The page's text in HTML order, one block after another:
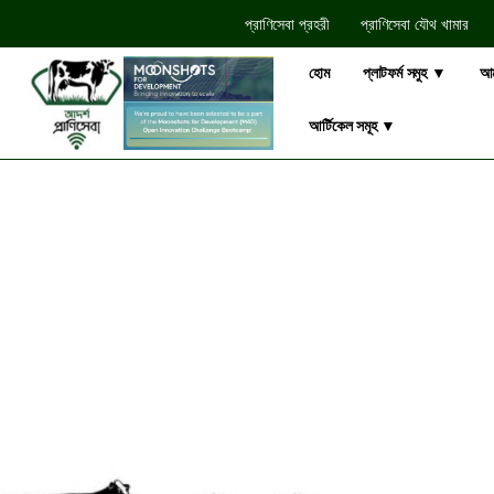
প্রাণিসেবা প্রহরী প্রাণিসেবা যৌথ খামার​
হোম প্লাটফর্ম সমুহ ▼
আর্টিকেল সমূহ ▼